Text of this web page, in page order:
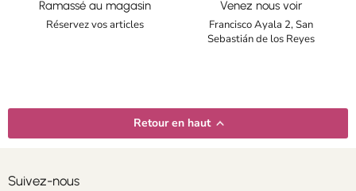
Ramassé au magasin
Réservez vos articles
Venez nous voir
Francisco Ayala 2, San
Sebastián de los Reyes
Retour en haut
Suivez-nous